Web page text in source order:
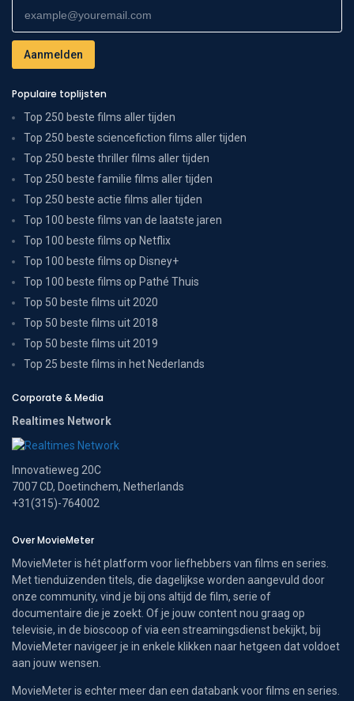
Populaire toplijsten
Top 250 beste films aller tijden
Top 250 beste sciencefiction films aller tijden
Top 250 beste thriller films aller tijden
Top 250 beste familie films aller tijden
Top 250 beste actie films aller tijden
Top 100 beste films van de laatste jaren
Top 100 beste films op Netflix
Top 100 beste films op Disney+
Top 100 beste films op Pathé Thuis
Top 50 beste films uit 2020
Top 50 beste films uit 2018
Top 50 beste films uit 2019
Top 25 beste films in het Nederlands
Corporate & Media
Realtimes Network
Innovatieweg 20C
7007 CD, Doetinchem, Netherlands
+31(315)-764002
Over MovieMeter
MovieMeter is hét platform voor liefhebbers van films en series.
Met tienduizenden titels, die dagelijkse worden aangevuld door
onze community, vind je bij ons altijd de film, serie of
documentaire die je zoekt. Of je jouw content nou graag op
televisie, in de bioscoop of via een streamingsdienst bekijkt, bij
MovieMeter navigeer je in enkele klikken naar hetgeen dat voldoet
aan jouw wensen.
MovieMeter is echter meer dan een databank voor films en series.